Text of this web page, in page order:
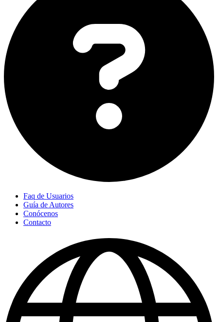
Faq de Usuarios
Guía de Autores
Conócenos
Contacto